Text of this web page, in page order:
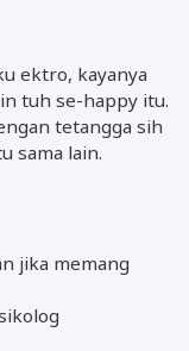
ektro, kayanya
tuh se-happy itu.
tetangga sih
sama lain.
jika memang